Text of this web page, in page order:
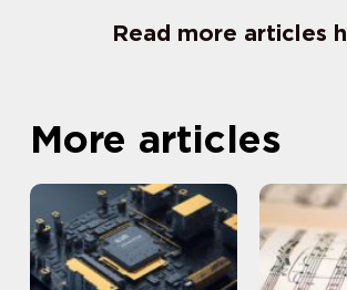
Read more articles
More articles